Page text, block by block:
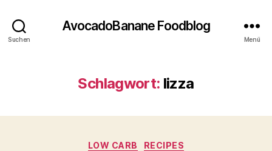
Suchen
AvocadoBanane Foodblog
Menü
Schlagwort: lizza
Kategorien
LOW CARB RECIPES